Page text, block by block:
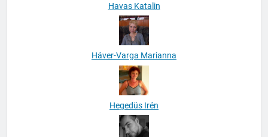
Havas Katalin
Háver-Varga Marianna
Hegedüs Irén